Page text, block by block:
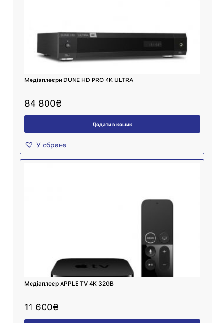
Медіаплеєри DUNE HD PRO 4K ULTRA
84 800₴
Додати в кошик
У обране
Медіаплеєр APPLE TV 4K 32GB
11 600₴